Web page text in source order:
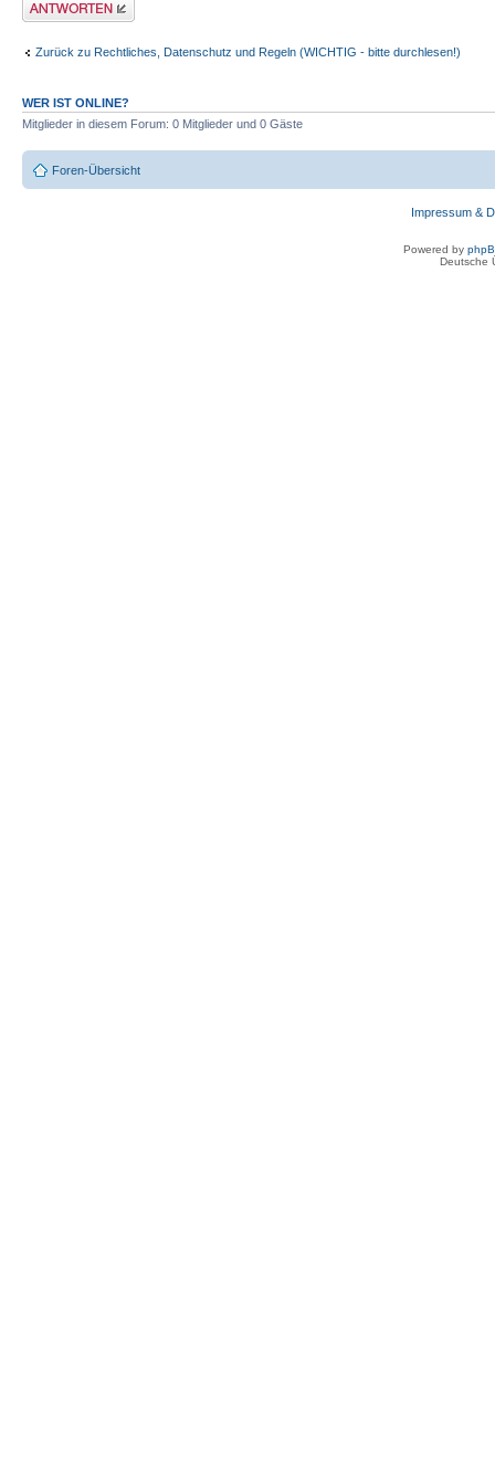
Zurück zu Rechtliches, Datenschutz und Regeln (WICHTIG - bitte durchlesen!)
WER IST ONLINE?
Mitglieder in diesem Forum: 0 Mitglieder und 0 Gäste
Foren-Übersicht
Impressum &
Powered by
Deutsche